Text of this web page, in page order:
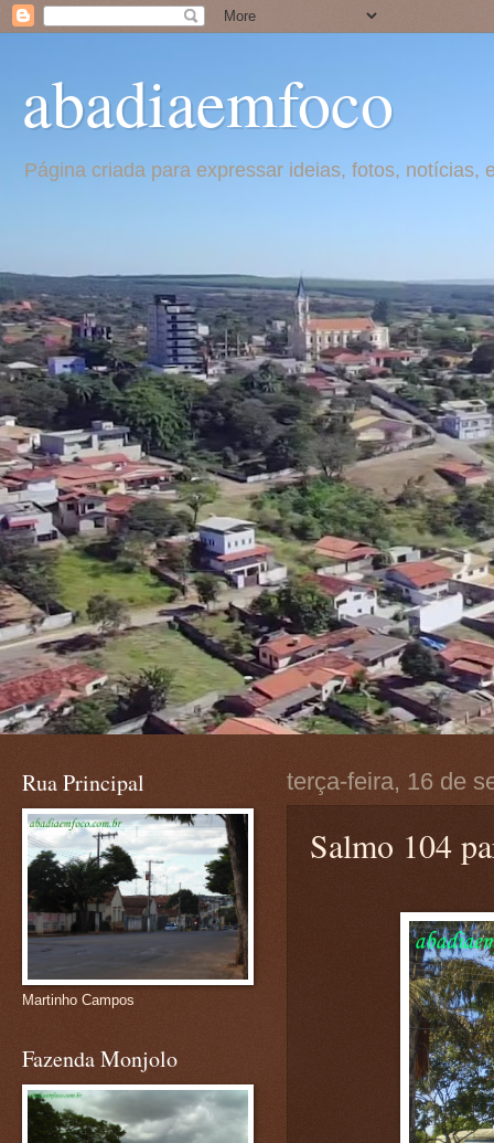
abadiaemfoco
Página criada para expressar ideias, fotos,
terça-feira, 16 de
Salmo 104
Rua Principal
Martinho Campos
Fazenda Monjolo